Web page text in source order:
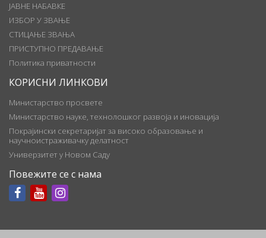
ЈАВНЕ НАБАВКЕ
ИЗБОР У ЗВАЊЕ
СТИЦАЊЕ ЗВАЊА
ПРИСТУПНО ПРЕДАВАЊЕ
Политика приватности
КОРИСНИ ЛИНКОВИ
Министарство просвете
Министарство науке, технолошког развоја и иновација
Покрајински секретаријат за високо образовање и
научноистраживачку делатност
Универзитет у Новом Саду
Повежите се с нама